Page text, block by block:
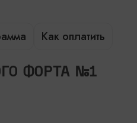
Как оплатить
ФОРТА №1